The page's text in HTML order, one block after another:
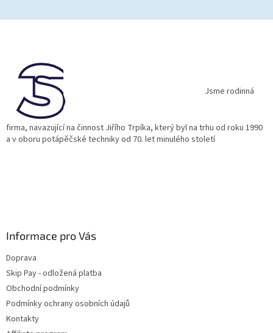
Jsme rodinná
firma, navazující na činnost Jiřího Trpíka, který byl na trhu od roku 1990
a v oboru potápěčské techniky od 70. let minulého století
Informace pro Vás
Doprava
Skip Pay - odložená platba
Obchodní podmínky
Podmínky ochrany osobních údajů
Kontakty